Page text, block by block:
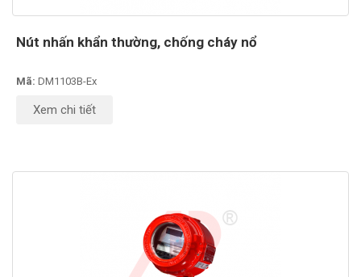
Nút nhấn khẩn thường, chống cháy nổ
Mã: DM1103B-Ex
Xem chi tiết